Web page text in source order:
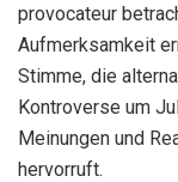
provocateur
Aufmerksamkeit
Stimme, die
Kontroverse um
Meinungen und
hervorruft.